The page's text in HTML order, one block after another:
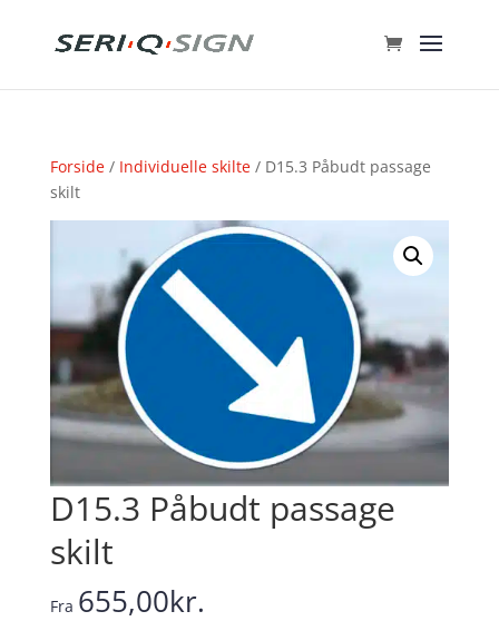
Forside/ Individuelle skilte/ D15.3 Påbudt passage
skilt
D15.3 Påbudt passage
skilt
Fra 655,00kr.